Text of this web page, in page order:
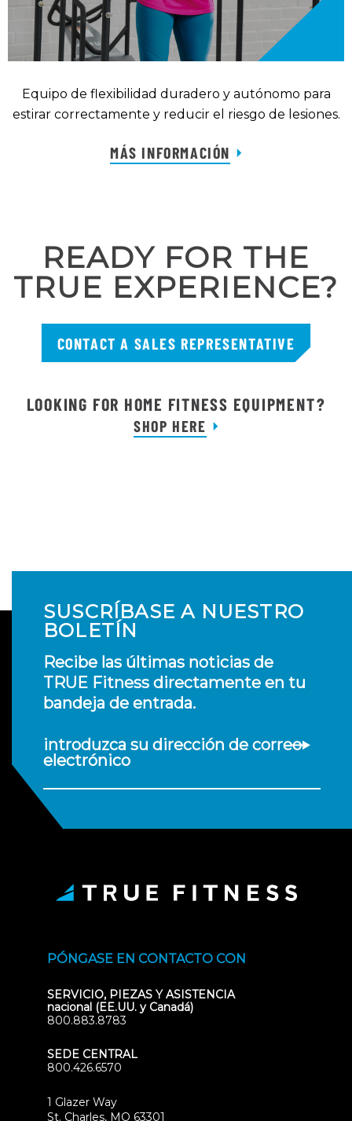
Equipo de flexibilidad duradero y autónomo para
estirar correctamente y reducir el riesgo de lesiones.
MÁS INFORMACIÓN
READY FOR THE
TRUE EXPERIENCE?
CONTACT A SALES REPRESENTATIVE
LOOKING FOR HOME FITNESS EQUIPMENT?
SHOP HERE
SUSCRÍBASE A NUESTRO
BOLETÍN
Recibe las últimas noticias de
TRUE Fitness directamente en tu
bandeja de entrada.
introduzca su dirección de correo
electrónico
PÓNGASE EN CONTACTO CON
SERVICIO, PIEZAS Y ASISTENCIA
nacional (EE.UU. y Canadá)
800.883.8783
SEDE CENTRAL
800.426.6570
1 Glazer Way
St. Charles, MO 63301